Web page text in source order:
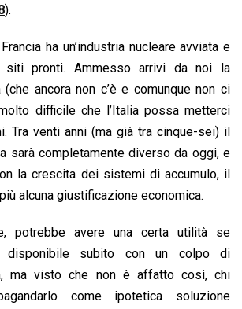
).
ha un’industria nucleare avviata e
siti pronti. Ammesso arrivi da noi la
ancora non c’è e comunque non ci
difficile che l’Italia possa metterci
Tra venti anni (ma già tra cinque-sei) il
sarà completamente diverso da oggi, e
la crescita dei sistemi di accumulo, il
alcuna giustificazione economica.
potrebbe avere una certa utilità se
disponibile subito con un colpo di
ma visto che non è affatto così, chi
come ipotetica soluzione